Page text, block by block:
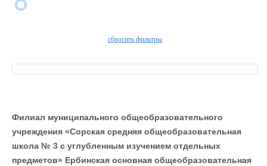
сбросить фильтры
Филиал муниципального общеобразовательного
учреждения «Сорская средняя общеобразовательная
школа № 3 с углубленным изучением отдельных
предметов» Ербинская основная общеобразовательная